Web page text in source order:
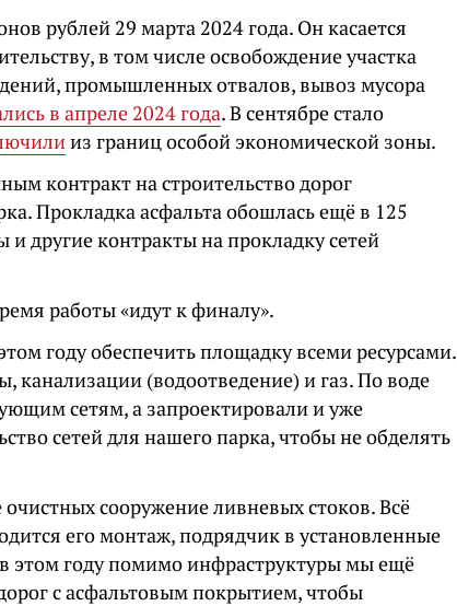
рублей 29 марта 2024 года. Он касается
в том числе освобождение участка
промышленных отвалов, вывоз мусора
в апреле 2024 года. В сентябре стало
из границ особой экономической зоны.
контракт на строительство дорог
Прокладка асфальта обошлась ещё в 125
другие контракты на прокладку сетей
работы «идут к финалу».
году обеспечить площадку всеми ресурсами.
канализации (водоотведение) и газ. По воде
сетям, а запроектировали и уже
сетей для нашего парка, чтобы не обделять
сооружение ливневых стоков. Всё
его монтаж, подрядчик в установленные
этом году помимо инфраструктуры мы ещё
с асфальтовым покрытием, чтобы